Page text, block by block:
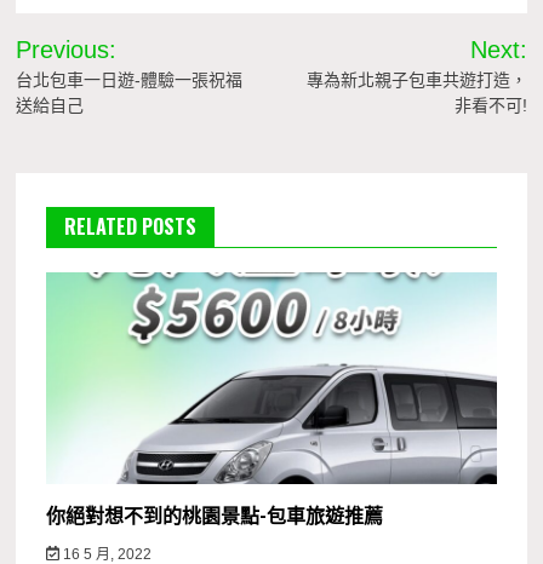
文
章
Previous:
台北包車一日遊-體驗一張祝福
送給自己
Next:
專為新北親子包車共遊打造，
非看不可!
RELATED POSTS
你絕對想不到的桃園景點-包車旅遊推薦
16 5 月, 2022